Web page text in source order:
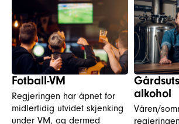
Fotball-VM
Regjeringen har åpnet for
midlertidig utvidet skjenking
under VM, og dermed
alkohol
Våren/